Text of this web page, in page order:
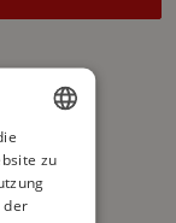
ENGLISH
SPANISH
zu
der